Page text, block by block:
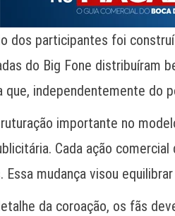
dos participantes foi
do Big Fone
que, independentemente do
importante no
Cada ação
Essa mudança visou
da coroação, os fãs